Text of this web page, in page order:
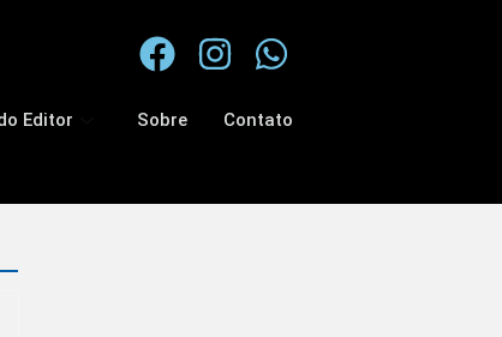
Editor Sobre Contato